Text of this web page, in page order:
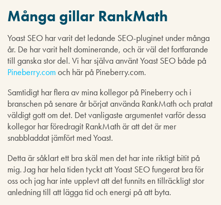
Många gillar RankMath
Yoast SEO har varit det ledande SEO-pluginet under många
år. De har varit helt dominerande, och är väl det fortfarande
till ganska stor del. Vi har själva använt Yoast SEO både på
Pineberry.comoch här på Pineberry.com.
Samtidigt har flera av mina kollegor på Pineberry och i
branschen på senare år börjat använda RankMath och pratat
väldigt gott om det. Det vanligaste argumentet varför dessa
kollegor har föredragit RankMath är att det är mer
snabbladdat jämfört med Yoast.
Detta är såklart ett bra skäl men det har inte riktigt bitit på
mig. Jag har hela tiden tyckt att Yoast SEO fungerat bra för
oss och jag har inte upplevt att det funnits en tillräckligt stor
anledning till att lägga tid och energi på att byta.